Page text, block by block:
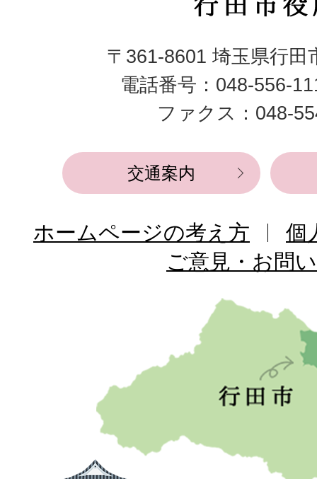
行
市
役
所
〒361-8601 埼玉県行田
電話番号：048-556-
ファクス：048-
交通案内
ホームページの考え方
個
ご意見・お問